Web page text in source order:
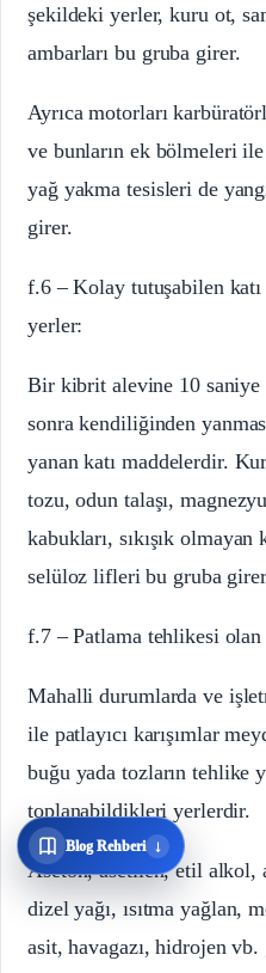
şekildeki yerler, kuru ot,
ambarları bu gruba girer.
Ayrıca motorları
ve bunların ek bölmeleri
yağ yakma tesisleri de
girer.
f.6 – Kolay tutuşabilen
yerler:
Bir kibrit alevine 10 saniye
sonra kendiliğinden
yanan katı maddelerdir.
tozu, odun talaşı,
kabukları, sıkışık olmayan
selüloz lifleri bu gruba
f.7 – Patlama tehlikesi
Mahalli durumlarda ve
ile patlayıcı karışımlar
buğu yada tozların tehlike
toplanabildikleri yerlerdir.
Aseton, asetilen, etil alkol,
dizel yağı, ısıtma yağlan,
asit, havagazı, hidrojen
Blog Rehberi ↓